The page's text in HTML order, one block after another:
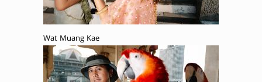
Wat Muang Kae